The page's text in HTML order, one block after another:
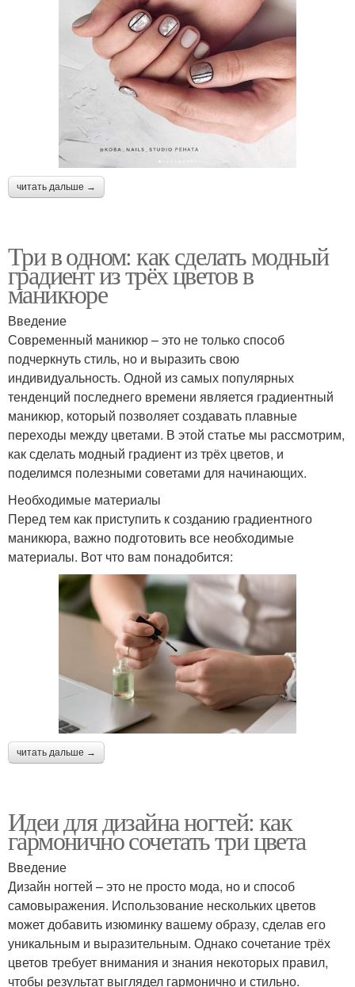
читать дальше →
Три в одном: как сделать модный
градиент из трёх цветов в
маникюре
Введение
Современный маникюр – это не только способ
подчеркнуть стиль, но и выразить свою
индивидуальность. Одной из самых популярных
тенденций последнего времени является градиентный
маникюр, который позволяет создавать плавные
переходы между цветами. В этой статье мы рассмотрим,
как сделать модный градиент из трёх цветов, и
поделимся полезными советами для начинающих.
Необходимые материалы
Перед тем как приступить к созданию градиентного
маникюра, важно подготовить все необходимые
материалы. Вот что вам понадобится:
читать дальше →
Идеи для дизайна ногтей: как
гармонично сочетать три цвета
Введение
Дизайн ногтей – это не просто мода, но и способ
самовыражения. Использование нескольких цветов
может добавить изюминку вашему образу, сделав его
уникальным и выразительным. Однако сочетание трёх
цветов требует внимания и знания некоторых правил,
чтобы результат выглядел гармонично и стильно.